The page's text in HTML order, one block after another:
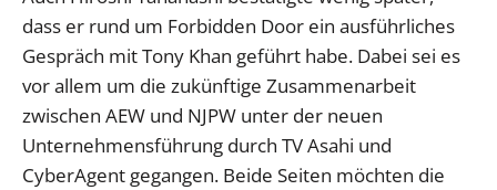
dass er rund um Forbidden Door ein ausführliches
Gespräch mit Tony Khan geführt habe. Dabei sei es
vor allem um die zukünftige Zusammenarbeit
zwischen AEW und NJPW unter der neuen
Unternehmensführung durch TV Asahi und
CyberAgent gegangen. Beide Seiten möchten die